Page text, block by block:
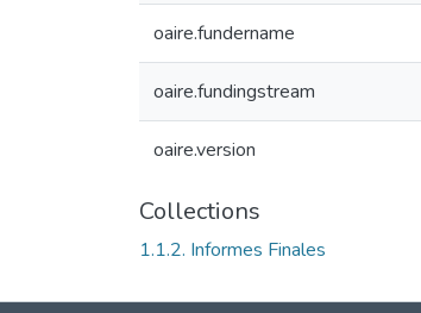
oaire.fundername
oaire.fundingstream
oaire.version
Collections
1.1.2. Informes Finales